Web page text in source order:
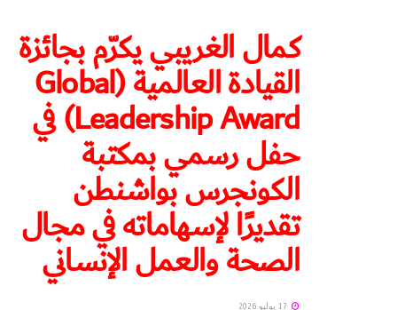
كمال الغريبي يكرّم بجائزة
القيادة العالمية (Global
Leadership Award) في
حفل رسمي بمكتبة
الكونجرس بواشنطن
تقديرًا لإسهاماته في مجال
الصحة والعمل الإنساني